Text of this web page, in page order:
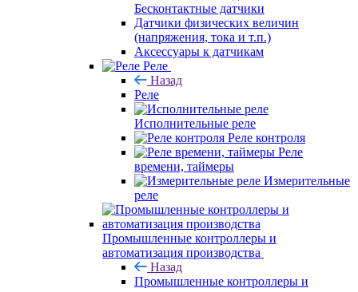
Бесконтактные датчики
Датчики физических величин
(напряжения, тока и т.п.)
Аксессуары к датчикам
Реле
Назад
Реле
Исполнительные реле
Реле контроля
Реле
времени, таймеры
Измерительные
реле
Промышленные контроллеры и
автоматизация производства
Назад
Промышленные контроллеры и